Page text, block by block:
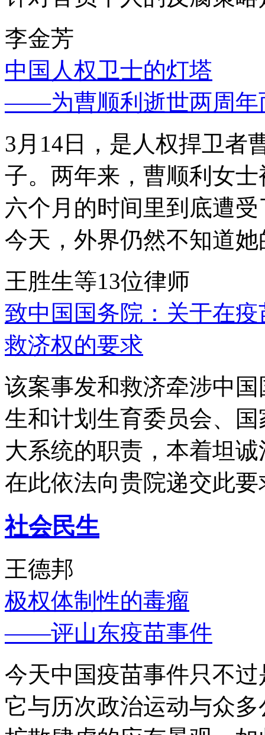
李金芳
中国人权卫士的灯塔
——为曹顺利逝世两周年
3月14日，是人权捍卫者
子。两年来，曹顺利女
六个月的时间里到底遭
今天，外界仍然不知道
王胜生等13位律师
致中国国务院：关于在
救济权的要求
该案事发和救济牵涉中
生和计划生育委员会、
大系统的职责，本着坦
在此依法向贵院递交此要
社会民生
王德邦
极权体制性的毒瘤
——评山东疫苗事件
今天中国疫苗事件只不
它与历次政治运动与众